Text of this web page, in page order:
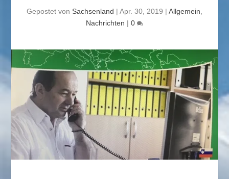
Gepostet von Sachsenland | Apr. 30, 2019 | Allgemein
Nachrichten | 0